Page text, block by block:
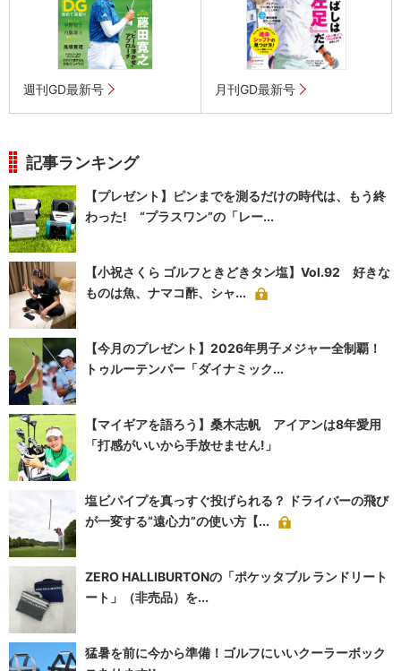
週刊GD最新号 月刊GD最新号
記事ランキング
【プレゼント】ピンまでを測るだけの時代は、もう終
わった! “プラスワン”の「レー...
【小祝さくら ゴルフときどきタン塩】Vol.92 好きな
ものは魚、ナマコ酢、シャ...
【今月のプレゼント】2026年男子メジャー全制覇！
トゥルーテンパー「ダイナミック...
【マイギアを語ろう】桑木志帆 アイアンは8年愛用
「打感がいいから手放せません!」
塩ビパイプを真っすぐ投げられる？ ドライバーの飛び
が一変する“遠心力”の使い方【...
ZERO HALLIBURTONの「ポケッタブル ランドリート
ート」（非売品）を...
猛暑を前に今から準備！ゴルフにいいクーラーボック